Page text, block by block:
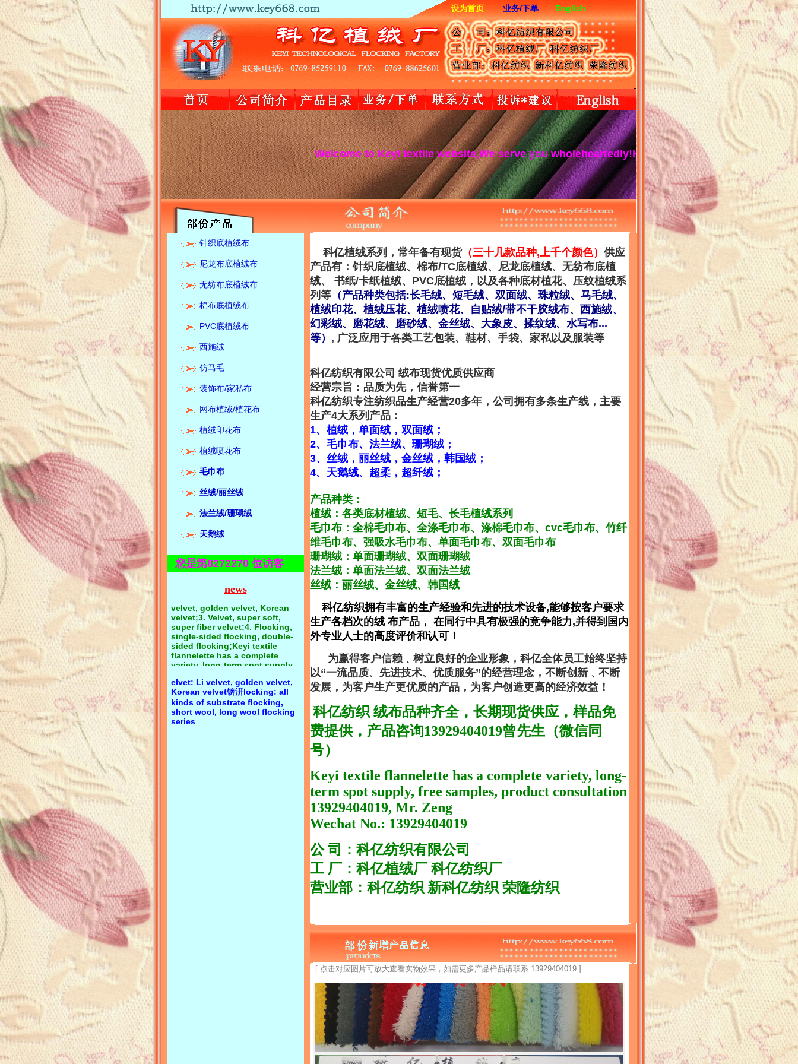
设为首页 业务/下单 English
Welcome to Keyi textile website,We serve you wholeheartedly!Keyi textile is a high-quality spot
针织底植绒布
尼龙布底植绒布
无纺布底植绒布
棉布底植绒布
PVC底植绒布
西施绒
仿马毛
装饰布/家私布
网布植绒/植花布
植绒印花布
植绒喷花布
毛巾布
丝绒/丽丝绒
法兰绒/珊瑚绒
天鹅绒
您是第8272270 位访客
news
Corporate media:Keyi textile
supplier锛汢usiness purpose:
eyi textile has focused on
textile production and
operation for more than 20
years. The company has
mainly produces four series of
products:1. Towel cloth,
velvet, golden velvet, Korean
velvet;3. Velvet, super soft,
super fiber velvet;4. Flocking,
single-sided flocking, double-
sided flocking;Keyi textile
flannelette has a complete
variety, long-term spot supply,
free samples, product
consultation 13929404019, Mr.
cotton towel cloth, polyester
towel cloth, polyester cotton
towel cloth, CVC towel cloth,
strong absorbent towel cloth,
double-sided towel cloth锛汣
oral velvet: single-sided coral
velvet, double-sided coral
velvet锛汧lannel: single side
flannel, double side flannel锛沄
elvet: Li velvet, golden velvet,
kinds of substrate flocking,
short wool, long wool flocking
series
科亿植绒系列，常年备有现货（三十几款品种,上千个颜色） 供应
产品有：针织底植绒、棉布/TC底植绒、尼龙底植绒、无纺布底植
绒、 书纸/卡纸植绒、PVC底植绒，以及各种底材植花、压纹植绒系
列等（产品种类包括:长毛绒、短毛绒、双面绒、珠粒绒、马毛绒、
植绒印花、植绒压花、植绒喷花、自贴绒/带不干胶绒布、西施绒、
幻彩绒、磨花绒、磨砂绒、金丝绒、大象皮、揉纹绒、水写布...
等） , 广泛应用于各类工艺包装、鞋材、手袋、家私以及服装等
科亿纺织有限公司 绒布现货优质供应商
经营宗旨：品质为先，信誉第一
科亿纺织专注纺织品生产经营20多年，公司拥有多条生产线，主要
生产4大系列产品：
1、植绒，单面绒，双面绒；
2、毛巾布、法兰绒、珊瑚绒；
3、丝绒，丽丝绒，金丝绒，韩国绒；
4、天鹅绒、超柔，超纤绒；
产品种类：
植绒：各类底材植绒、短毛、长毛植绒系列
毛巾布：全棉毛巾布、全涤毛巾布、涤棉毛巾布、cvc毛巾布、竹纤
维毛巾布、强吸水毛巾布、单面毛巾布、双面毛巾布
珊瑚绒：单面珊瑚绒、双面珊瑚绒
法兰绒：单面法兰绒、双面法兰绒
丝绒：丽丝绒、金丝绒、韩国绒
科亿纺织拥有丰富的生产经验和先进的技术设备,能够按客户要求
生产各档次的绒 布产品， 在同行中具有极强的竞争能力,并得到国内
外专业人士的高度评价和认可！
为赢得客户信赖﹑树立良好的企业形象，科亿全体员工始终坚持
以“一流品质、先进技术、优质服务”的经营理念，不断创新﹑不断
发展，为客户生产更优质的产品，为客户创造更高的经济效益！
科亿纺织 绒布品种齐全，长期现货供应，样品免
费提供，产品咨询13929404019曾先生（微信同
号）
Keyi textile flannelette has a complete variety, long-
term spot supply, free samples, product consultation
13929404019, Mr. Zeng
Wechat No.: 13929404019
公 司：科亿纺织有限公司
工 厂：科亿植绒厂 科亿纺织厂
营业部：科亿纺织 新科亿纺织 荣隆纺织
[ 点击对应图片可放大查看实物效果，如需更多产品样品请联系 13929404019 ]